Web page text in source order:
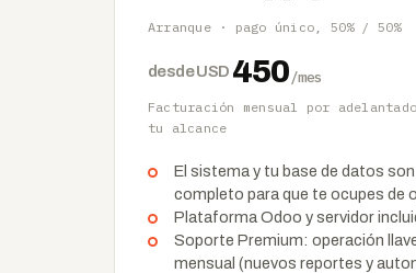
Arranque · pago único, 50% / 50%
desde USD 450/mes
Facturación mensual por
tu alcance
El sistema y tu base de datos
completo para que te ocupes de
Plataforma Odoo y servidor
Soporte Premium: operación
mensual (nuevos reportes y